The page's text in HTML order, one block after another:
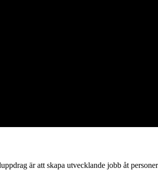
för 45 år sedan har vi bidragit till en
är att skapa utvecklande jobb åt